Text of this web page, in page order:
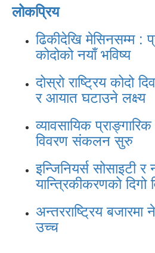
लोकप्रिय
ढिकीदेखि मेसिनसम्म :
कोदोको नयाँ भविष्य
दोस्रो राष्ट्रिय कोदो
र आयात घटाउने लक्ष्य
व्यावसायिक
विवरण संकलन सुरु
इन्जिनियर्स सोसाइटी र
यान्त्रिकीकरणको दिगो
अन्तरराष्ट्रिय बजारमा
उच्च